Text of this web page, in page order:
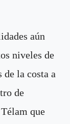
aún
niveles de
de la costa a
de
que